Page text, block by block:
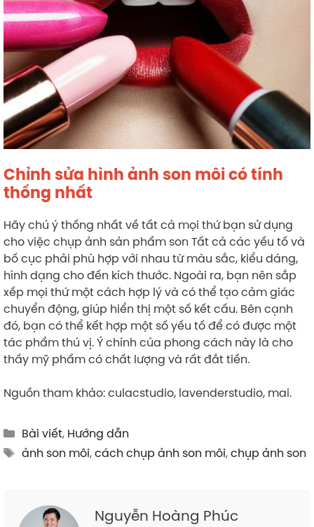
Chỉnh sửa hình ảnh son môi có tính
thống nhất
Hãy chú ý thống nhất về tất cả mọi thứ bạn sử dụng
cho việc chụp ảnh sản phẩm son Tất cả các yếu tố và
bố cục phải phù hợp với nhau từ màu sắc, kiểu dáng,
hình dạng cho đến kích thước. Ngoài ra, bạn nên sắp
xếp mọi thứ một cách hợp lý và có thể tạo cảm giác
chuyển động, giúp hiển thị một số kết cấu. Bên cạnh
đó, bạn có thể kết hợp một số yếu tố để có được một
tác phẩm thú vị. Ý chính của phong cách này là cho
thấy mỹ phẩm có chất lượng và rất đắt tiền.
Nguồn tham khảo: culacstudio, lavenderstudio, mai.
Categories
Bài viết, Hướng dẫn
Tags
ảnh son môi,cách chụp ảnh son môi,chụp ảnh son
Nguyễn Hoàng Phúc